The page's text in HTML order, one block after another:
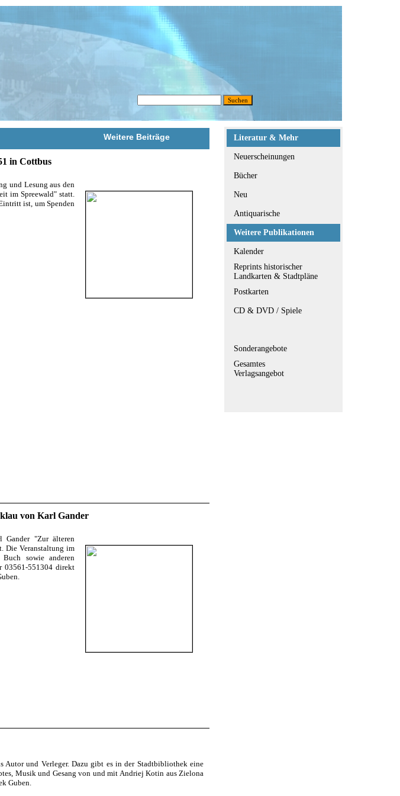
Literatur & Mehr
Neuerscheinungen
Bücher
Neu
Antiquarische
Weitere Publikationen
Kalender
Reprints historischer
Landkarten & Stadtpläne
Postkarten
CD & DVD / Spiele
Sonderangebote
Gesamtes
Verlagsangebot
in Cottbus
und Lesung aus den
im Spreewald" statt.
ist, um Spenden
von Karl Gander
Gander "Zur älteren
Die Veranstaltung im
sowie anderen
03561-551304 direkt
Autor und Verleger. Dazu gibt es in der Stadtbibliothek eine
Musik und Gesang von und mit Andriej Kotin aus Zielona
Guben.
Weitere Beiträge